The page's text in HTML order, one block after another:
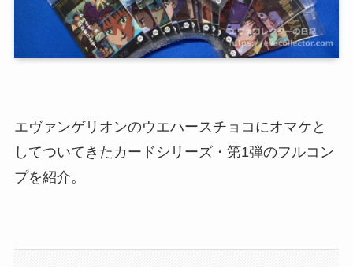
エヴァンゲリオンのウエハースチョコにオマケと
してついてきたカードシリーズ・第1弾のフルコン
プを紹介。